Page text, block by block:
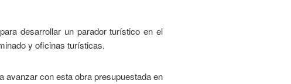
desarrollar un parador turístico en el
y oficinas turísticas.
avanzar con esta obra presupuestada en